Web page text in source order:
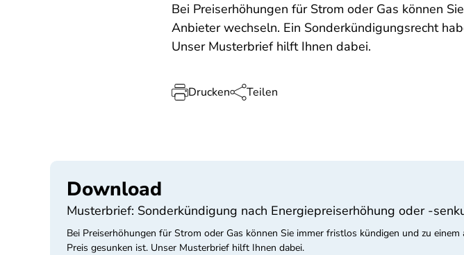
Bei Preiserhöhungen für Strom oder Gas können
Anbieter wechseln. Ein Sonderkündigungsrecht
Unser Musterbrief hilft Ihnen dabei.
Drucken Teilen
Download
Musterbrief: Sonderkündigung nach Energiepreiserhöhung oder -
Bei Preiserhöhungen für Strom oder Gas können Sie immer fristlos kündigen und zu
Preis gesunken ist. Unser Musterbrief hilft Ihnen dabei.